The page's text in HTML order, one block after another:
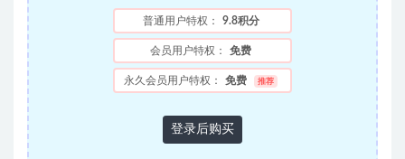
普通用户特权： 9.8积分
会员用户特权： 免费
永久会员用户特权： 免费 推荐
登录后购买